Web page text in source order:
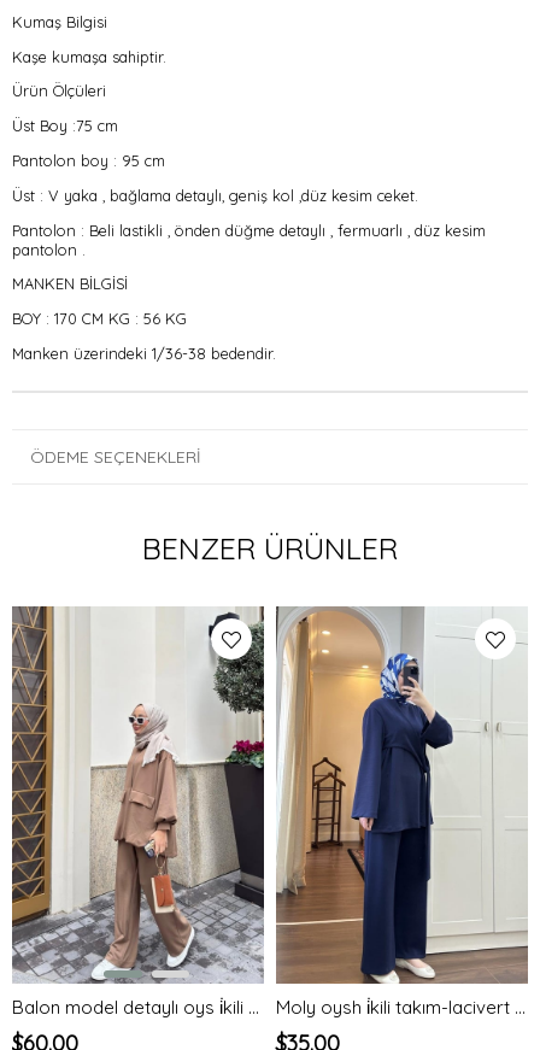
Kumaş Bilgisi
Kaşe kumaşa sahiptir.
Ürün Ölçüleri
Üst Boy :75 cm
Pantolon boy : 95 cm
Üst : V yaka , bağlama detaylı, geniş kol ,düz kesim ceket.
Pantolon : Beli lastikli , önden düğme detaylı , fermuarlı , düz kesim
pantolon .
MANKEN BİLGİSİ
BOY : 170 CM KG : 56 KG
Manken üzerindeki 1/36-38 bedendir.
ÖDEME SEÇENEKLERI
BENZER ÜRÜNLER
Balon model detaylı oys i̇kili takım-bej - vakronline
$60.00
Moly oysh i̇kili takım-lacivert - vakronline
$35.00